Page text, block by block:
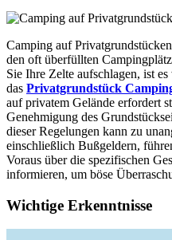
Camping auf
den oft überfüllten
Sie Ihre Zelte aufschlagen, ist
das Privatgrundstück
auf privatem Gelände erfordert
Genehmigung des
dieser Regelungen kann zu
einschließlich Bußgeldern,
Voraus über die spezifischen
informieren, um böse
Wichtige Erkenntnisse